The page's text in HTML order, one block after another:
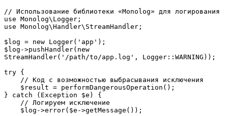
// Использование библиотеки «Monolog» для логирования
use Monolog\Logger;
use Monolog\Handler\StreamHandler;
$log = new Logger('app');
$log->pushHandler(new
StreamHandler('/path/to/app.log', Logger::WARNING));
try {
    // Код с возможностью выбрасывания исключения
    $result = performDangerousOperation();
} catch (Exception $e) {
    // Логируем исключение
    $log->error($e->getMessage());